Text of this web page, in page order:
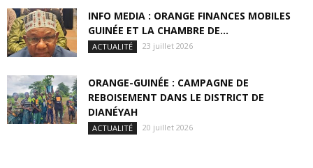
INFO MEDIA : ORANGE FINANCES MOBILES
GUINÉE ET LA CHAMBRE DE...
ACTUALITÉ 23 juillet 2026
ORANGE-GUINÉE : CAMPAGNE DE
REBOISEMENT DANS LE DISTRICT DE
DIANÉYAH
ACTUALITÉ 20 juillet 2026